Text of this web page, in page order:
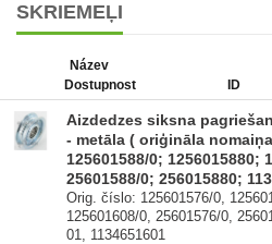
SKRIEMEĻI
Název
Dostupnost
ID
Aizdedzes siksna
- metāla ( oriģināla
125601588/0; 1256015880;
25601588/0; 256015880;
Orig. číslo: 125601576/0,
125601608/0, 25601576/0,
01, 1134651601